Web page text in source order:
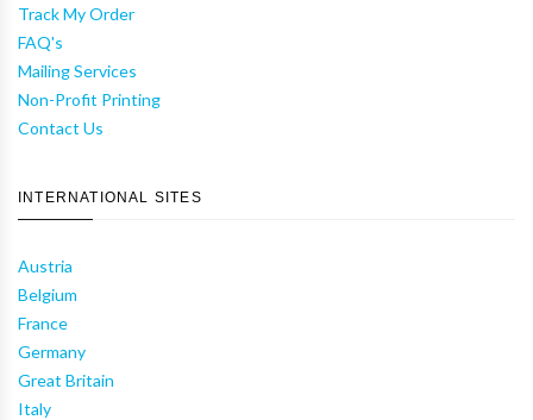
Track My Order
FAQ's
Mailing Services
Non-Profit Printing
Contact Us
INTERNATIONAL SITES
Austria
Belgium
France
Germany
Great Britain
Italy